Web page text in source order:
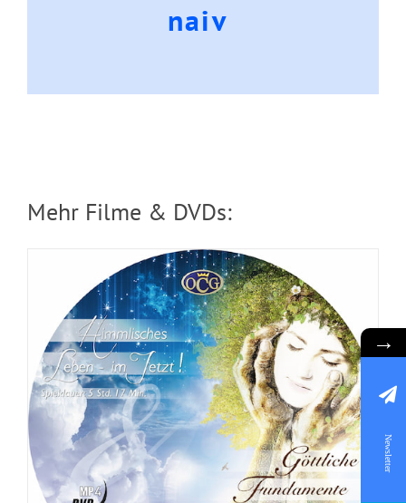
naiv
Mehr Filme & DVDs:
DVD: 3 Evangelisationstreffen
→
Newsletter